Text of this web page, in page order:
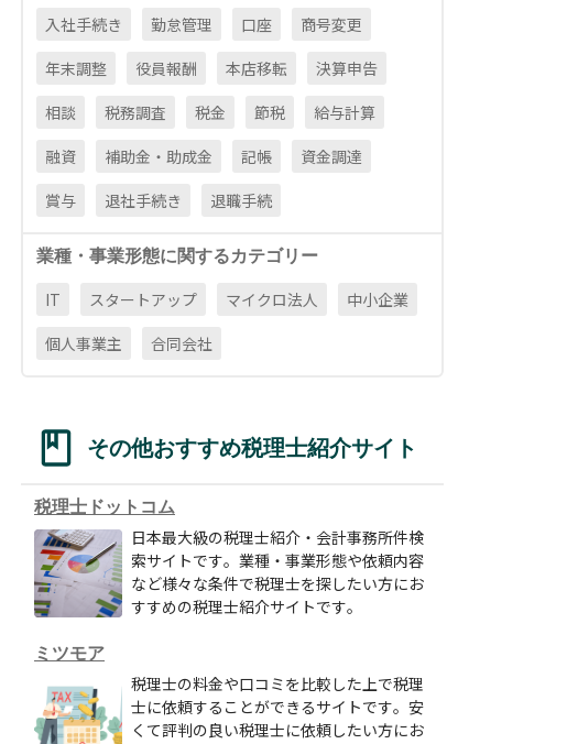
入社手続き
勤怠管理 口座
商号変更
年末調整
役員報酬 本店移転
決算申告
相談
税務調査 税金 節税
給与計算
融資
補助金・助成金 記帳
資金調達
賞与
退社手続き 退職手続
業種・事業形態に関するカテゴリー
IT スタートアップ マイクロ法人
中小企業
個人事業主
合同会社
その他おすすめ税理士紹介サイト
税理士ドットコム
日本最大級の税理士紹介・会計事務所件検
索サイトです。業種・事業形態や依頼内容
など様々な条件で税理士を探したい方にお
すすめの税理士紹介サイトです。
ミツモア
税理士の料金や口コミを比較した上で税理
士に依頼することができるサイトです。安
くて評判の良い税理士に依頼したい方にお